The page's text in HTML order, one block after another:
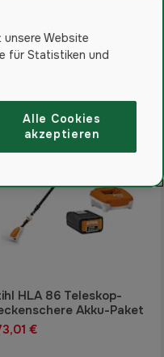
€
Lager. Versandfertig in 2-4
HLA 86 Teleskop-
Akku-Paket
€
unsere Website
für Statistiken und
Alle Cookies
akzeptieren